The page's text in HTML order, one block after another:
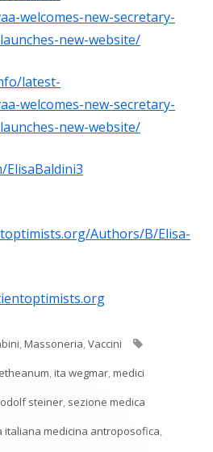
welcomes-new-secretary-
new-website/
latest-
welcomes-new-secretary-
new-website/
Authors/B/Elisa-
Massoneria Vaccini
ita wegmar medici
steiner sezione medica
italiana medicina antroposofica